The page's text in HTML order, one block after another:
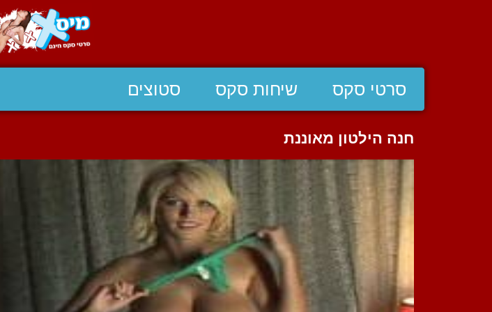
סרטי סקס שיחות סקס סטוצים
חנה הילטון מאוננת